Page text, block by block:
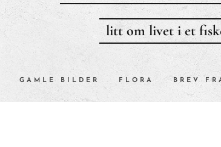
litt om livet i et
GAMLE BILDER FLORA BREV